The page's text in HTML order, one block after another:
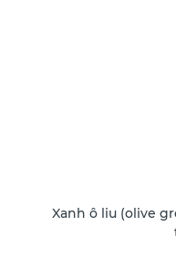
Xanh ô liu (olive